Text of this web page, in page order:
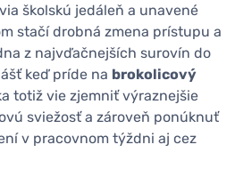
školskú jedáleň a unavené
stačí drobná zmena prístupu a
z najvďačnejších surovín do
keď príde na brokolicový
totiž vie zjemniť výraznejšie
sviežosť a zároveň ponúknuť
v pracovnom týždni aj cez